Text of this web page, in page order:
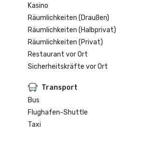
Kasino
Räumlichkeiten (Draußen)
Räumlichkeiten (Halbprivat)
Räumlichkeiten (Privat)
Restaurant vor Ort
Sicherheitskräfte vor Ort
Transport
Bus
Flughafen-Shuttle
Taxi